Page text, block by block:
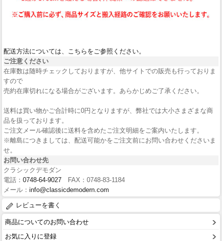
配送方法については、こちらをご参照ください。
ご注意ください
在庫数は随時チェックしておりますが、他サイトでの販売も行っておりま
すので
売約在庫切れになる場合がございます。あらかじめご了承ください。
送料は買い物かご合計時に0円となりますが、弊社では大小さまざまな商
品を扱っております。
ご注文メール確認後に送料を含めたご注文明細をご案内いたします。
※離島につきましては、配送可能かをご注文前にお問い合わせくださいま
せ。
お問い合わせ先
クラシックデモダン
電話： 0748-64-9027 FAX：0748-83-1184
メール： info@classicdemodern.com
レビューを書く
商品についてのお問い合わせ
お気に入りに登録